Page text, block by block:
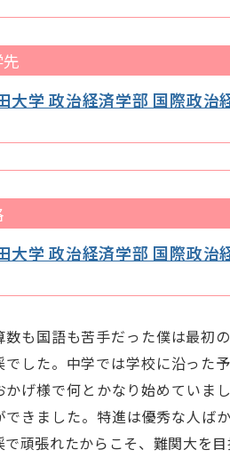
大学 政治経済学部 国際政治
大学 政治経済学部 国際政治
数も国語も苦手だった僕は最初
でした。中学では学校に沿った
かげ様で何とかなり始めていま
できました。特進は優秀な人ば
頑張れたからこそ、難関大を